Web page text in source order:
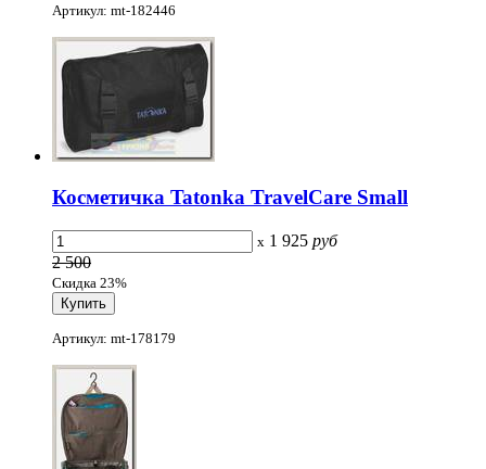
Артикул: mt-182446
Косметичка Tatonka TravelCare Small
x 1 925 руб
2 500
Скидка 23%
Артикул: mt-178179